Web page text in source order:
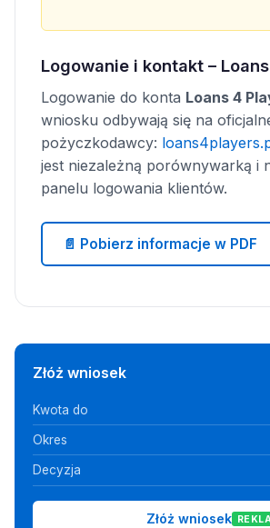
Logowanie i kontakt –
Logowanie do konta Loans 4
wniosku odbywają się na
pożyczkodawcy:
jest niezależną porównywarką i
panelu logowania klientów.
📄 Pobierz informacje w PDF
Złóż wniosek
Kwota do
Okres
Decyzja
Złóż wniosek